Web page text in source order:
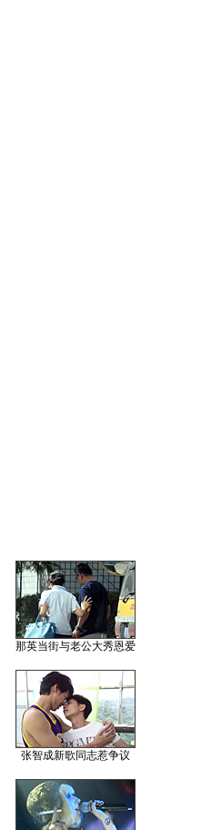
那英当街与老公大秀恩爱
张智成新歌同志惹争议